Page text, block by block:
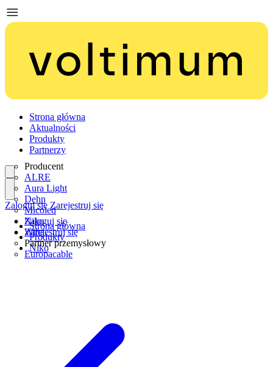
Strona główna
Aktualności
Produkty
Partnerzy
Producent
ALRE
Aura Light
Dehn
Micoled
Niko
Wiha
Partner przemysłowy
Europacable
Zaloguj się
Zarejestruj się
Zaloguj się Zarejestruj się
Strona główna
Produkty
Niko